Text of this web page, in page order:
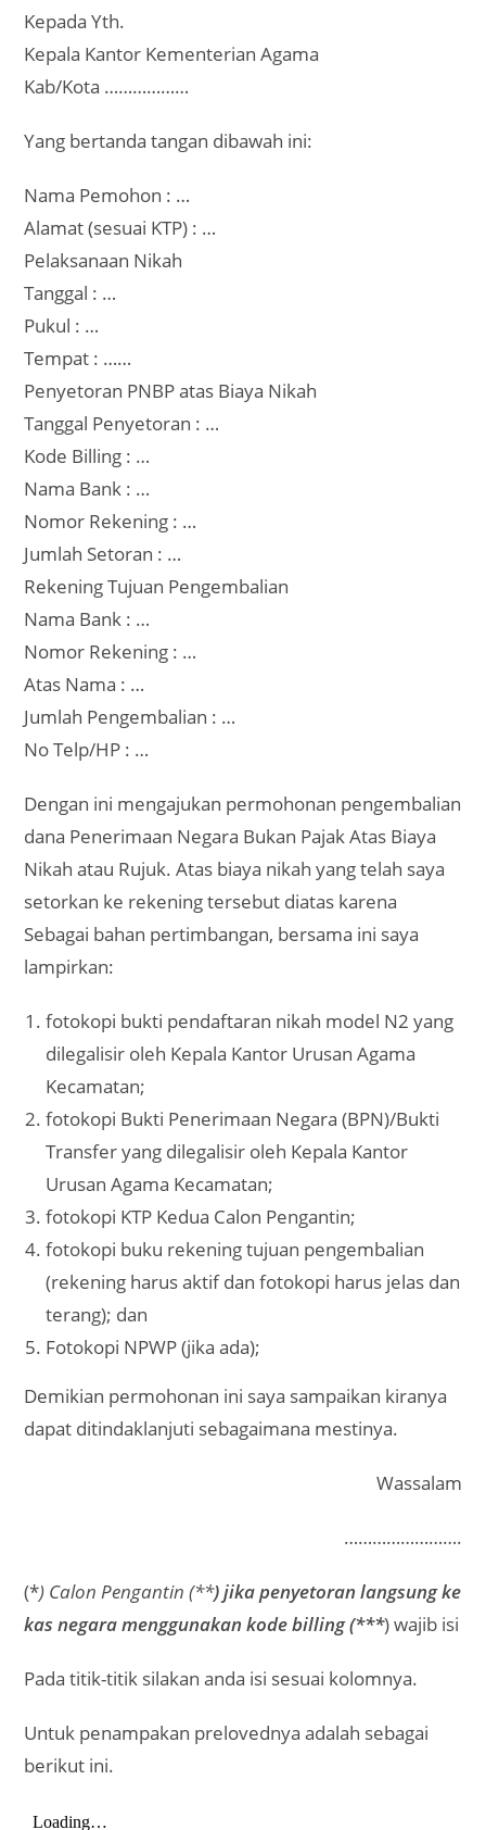
Kepada Yth.
Kepala Kantor Kementerian Agama
Kab/Kota ………………
Yang bertanda tangan dibawah ini:
Nama Pemohon : …
Alamat (sesuai KTP) : …
Pelaksanaan Nikah
Tanggal : …
Pukul : …
Tempat : ……
Penyetoran PNBP atas Biaya Nikah
Tanggal Penyetoran : …
Kode Billing : …
Nama Bank : …
Nomor Rekening : …
Jumlah Setoran : …
Rekening Tujuan Pengembalian
Nama Bank : …
Nomor Rekening : …
Atas Nama : …
Jumlah Pengembalian : …
No Telp/HP : …
Dengan ini mengajukan permohonan pengembalian
dana Penerimaan Negara Bukan Pajak Atas Biaya
Nikah atau Rujuk. Atas biaya nikah yang telah saya
setorkan ke rekening tersebut diatas karena
Sebagai bahan pertimbangan, bersama ini saya
lampirkan:
fotokopi bukti pendaftaran nikah model N2 yang
dilegalisir oleh Kepala Kantor Urusan Agama
Kecamatan;
fotokopi Bukti Penerimaan Negara (BPN)/Bukti
Transfer yang dilegalisir oleh Kepala Kantor
Urusan Agama Kecamatan;
fotokopi KTP Kedua Calon Pengantin;
fotokopi buku rekening tujuan pengembalian
(rekening harus aktif dan fotokopi harus jelas dan
terang); dan
Fotokopi NPWP (jika ada);
Demikian permohonan ini saya sampaikan kiranya
dapat ditindaklanjuti sebagaimana mestinya.
Wassalam
…………………….
(*) Calon Pengantin (**) jika penyetoran langsung ke
kas negara menggunakan kode billing (***) wajib isi
Pada titik-titik silakan anda isi sesuai kolomnya.
Untuk penampakan prelovednya adalah sebagai
berikut ini.